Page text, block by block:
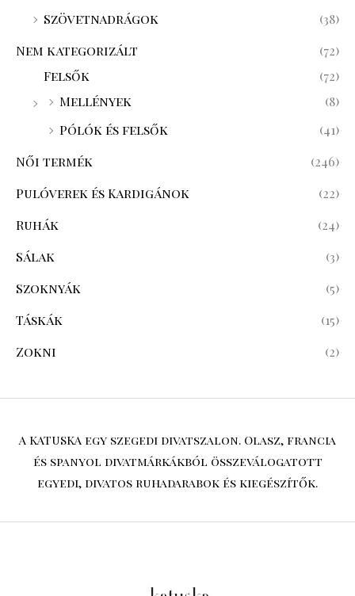
Szövetnadrágok
(38)
Nem kategorizált
(72)
Felsők
(72)
Mellények
(8)
Pólók és felsők
(41)
Női termék
(246)
Pulóverek és Kardigánok
(22)
Ruhák
(24)
Sálak
(3)
Szoknyák
(5)
Táskák
(15)
Zokni
(2)
A KATUSKA egy szegedi divatszalon. Olasz, francia
és spanyol divatmárkákból összeválogatott
egyedi, divatos ruhadarabok és kiegészítők.